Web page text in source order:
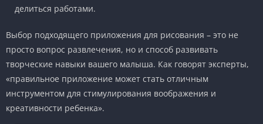
делиться работами.
Выбор подходящего приложения для рисования – это не
просто вопрос развлечения, но и способ развивать
творческие навыки вашего малыша. Как говорят эксперты,
«правильное приложение может стать отличным
инструментом для стимулирования воображения и
креативности ребенка».